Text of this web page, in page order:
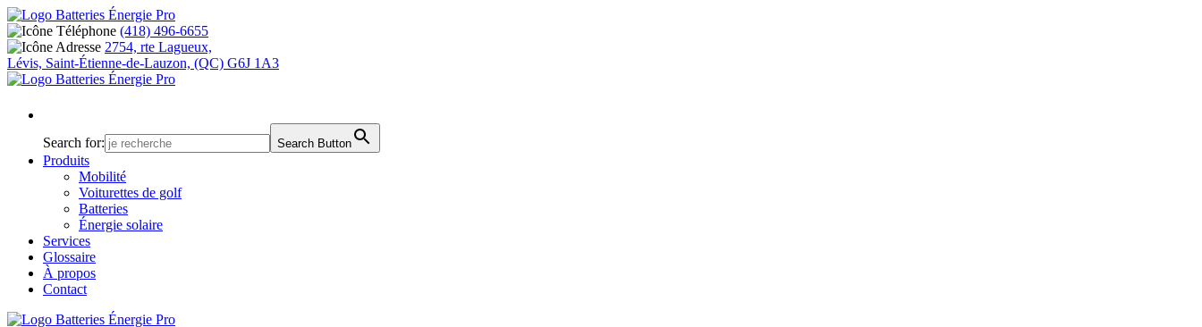
(418) 496-6655
2754, rte Lagueux,
Lévis, Saint-Étienne-de-Lauzon, (QC) G6J 1A3
Search for: Search Button
Produits
Mobilité
Voiturettes de golf
Batteries
Énergie solaire
Services
Glossaire
À propos
Contact